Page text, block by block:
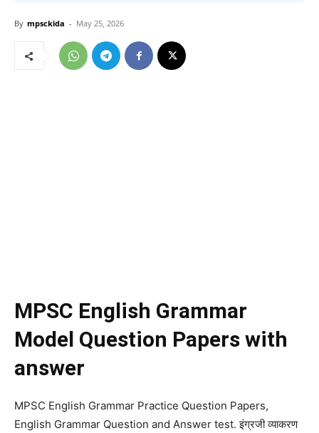
By mpsckida - May 25, 2026
MPSC English Grammar
Model Question Papers with
answer
MPSC English Grammar Practice Question Papers,
English Grammar Question and Answer test. इंग्रजी व्याकरण